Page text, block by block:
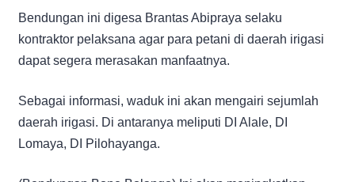
Bendungan ini digesa Brantas Abipraya selaku
kontraktor pelaksana agar para petani di daerah irigasi
dapat segera merasakan manfaatnya.
Sebagai informasi, waduk ini akan mengairi sejumlah
daerah irigasi. Di antaranya meliputi DI Alale, DI
Lomaya, DI Pilohayanga.